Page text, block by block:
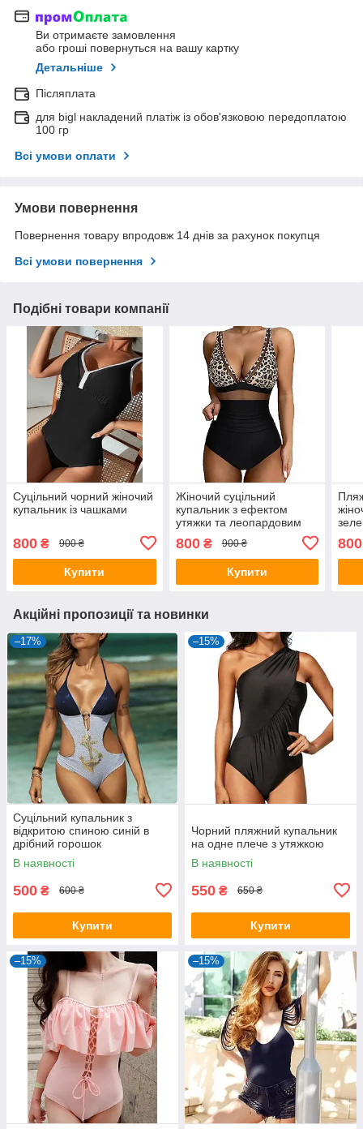
Ви отримаєте замовлення
або гроші повернуться на вашу картку
Детальніше
Післяплата
для bigl накладений платіж із обов'язковою передоплатою
100 гр
Всі умови оплати
Умови повернення
Повернення товару впродовж 14 днів за рахунок покупця
Всі умови повернення
Подібні товари компанії
Суцільний чорний жіночий
купальник із чашками
800 ₴ 900 ₴
Купити
Жіночий суцільний
купальник з ефектом
утяжки та леопардовим
800₴ 900 ₴
Купити
800
Акційні пропозиції та новинки
–17%
Суцільний купальник з
відкритою спиною синій в
дрібний горошок
В наявності
500 ₴ 600 ₴
Купити
–15%
Чорний пляжний купальник
на одне плече з утяжкою
В наявності
550 ₴ 650 ₴
Купити
–15% –15%